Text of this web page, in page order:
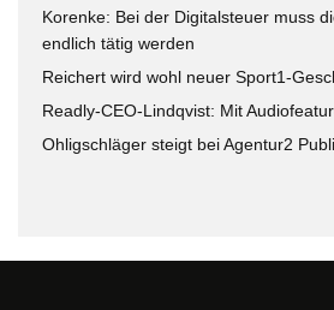
Korenke: Bei der Digitalsteuer muss
endlich tätig werden
Reichert wird wohl neuer Sport1-
Readly-CEO-Lindqvist: Mit
Ohligschläger steigt bei Agentur2